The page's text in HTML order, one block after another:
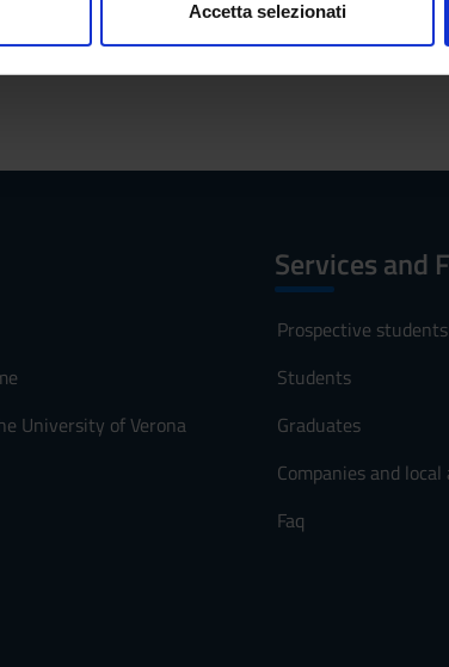
Accetta selezionati
University of Verona
Services and
Prospective students
Students
Graduates
Companies and
Faq